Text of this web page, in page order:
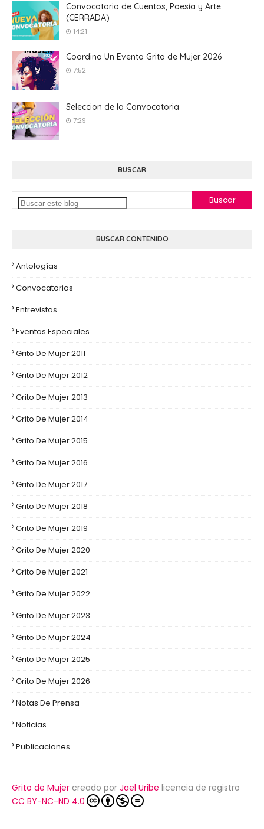
Convocatoria de Cuentos, Poesía y Arte
(CERRADA)
14:21
Coordina Un Evento Grito de Mujer 2026
7:52
Seleccion de la Convocatoria
7:29
BUSCAR
BUSCAR CONTENIDO
Antologías
Convocatorias
Entrevistas
Eventos Especiales
Grito De Mujer 2011
Grito De Mujer 2012
Grito De Mujer 2013
Grito De Mujer 2014
Grito De Mujer 2015
Grito De Mujer 2016
Grito De Mujer 2017
Grito De Mujer 2018
Grito De Mujer 2019
Grito De Mujer 2020
Grito De Mujer 2021
Grito De Mujer 2022
Grito De Mujer 2023
Grito De Mujer 2024
Grito De Mujer 2025
Grito De Mujer 2026
Notas De Prensa
Noticias
Publicaciones
Grito de Mujer creado por Jael Uribe licencia de registro
CC BY-NC-ND 4.0